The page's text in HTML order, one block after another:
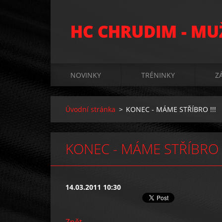
HC CHRUDIM -
NOVINKY TRÉNINKY
Úvodní stránka > KONEC - MÁME STŘÍBRO !!!
KONEC - MÁME
14.03.2011 10:30